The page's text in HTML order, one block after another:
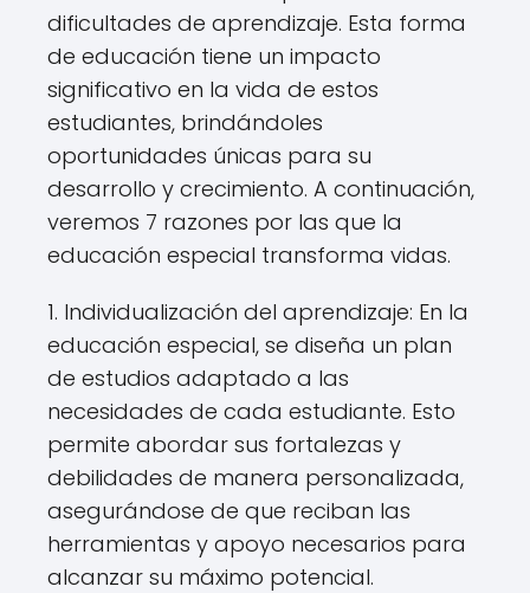
dificultades de aprendizaje. Esta forma
de educación tiene un impacto
significativo en la vida de estos
estudiantes, brindándoles
oportunidades únicas para su
desarrollo y crecimiento. A continuación,
veremos 7 razones por las que la
educación especial transforma vidas.
1. Individualización del aprendizaje: En la
educación especial, se diseña un plan
de estudios adaptado a las
necesidades de cada estudiante. Esto
permite abordar sus fortalezas y
debilidades de manera personalizada,
asegurándose de que reciban las
herramientas y apoyo necesarios para
alcanzar su máximo potencial.